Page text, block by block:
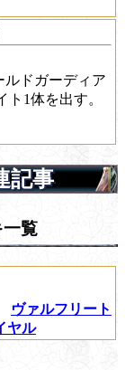
ルドガーディア
ト1体を出す。
記事
一覧
ヴァルフリート
ヤル